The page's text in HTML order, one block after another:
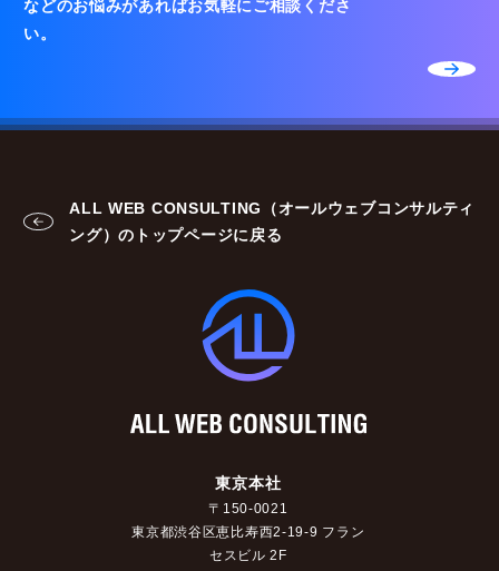
などのお悩みがあればお気軽にご相談くださ
い。
ALL WEB CONSULTING（オールウェブコンサルティ
ング）のトップページに戻る
東京本社
〒150-0021
東京都渋谷区恵比寿西2-19-9 フラン
セスビル 2F